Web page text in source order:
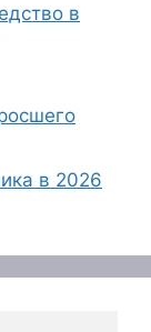
в
в 2026